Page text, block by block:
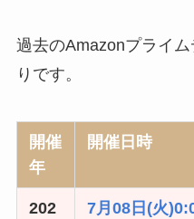
過去のAmazonプライ
りです。
開催
年
開催日時
202
7月08日(火